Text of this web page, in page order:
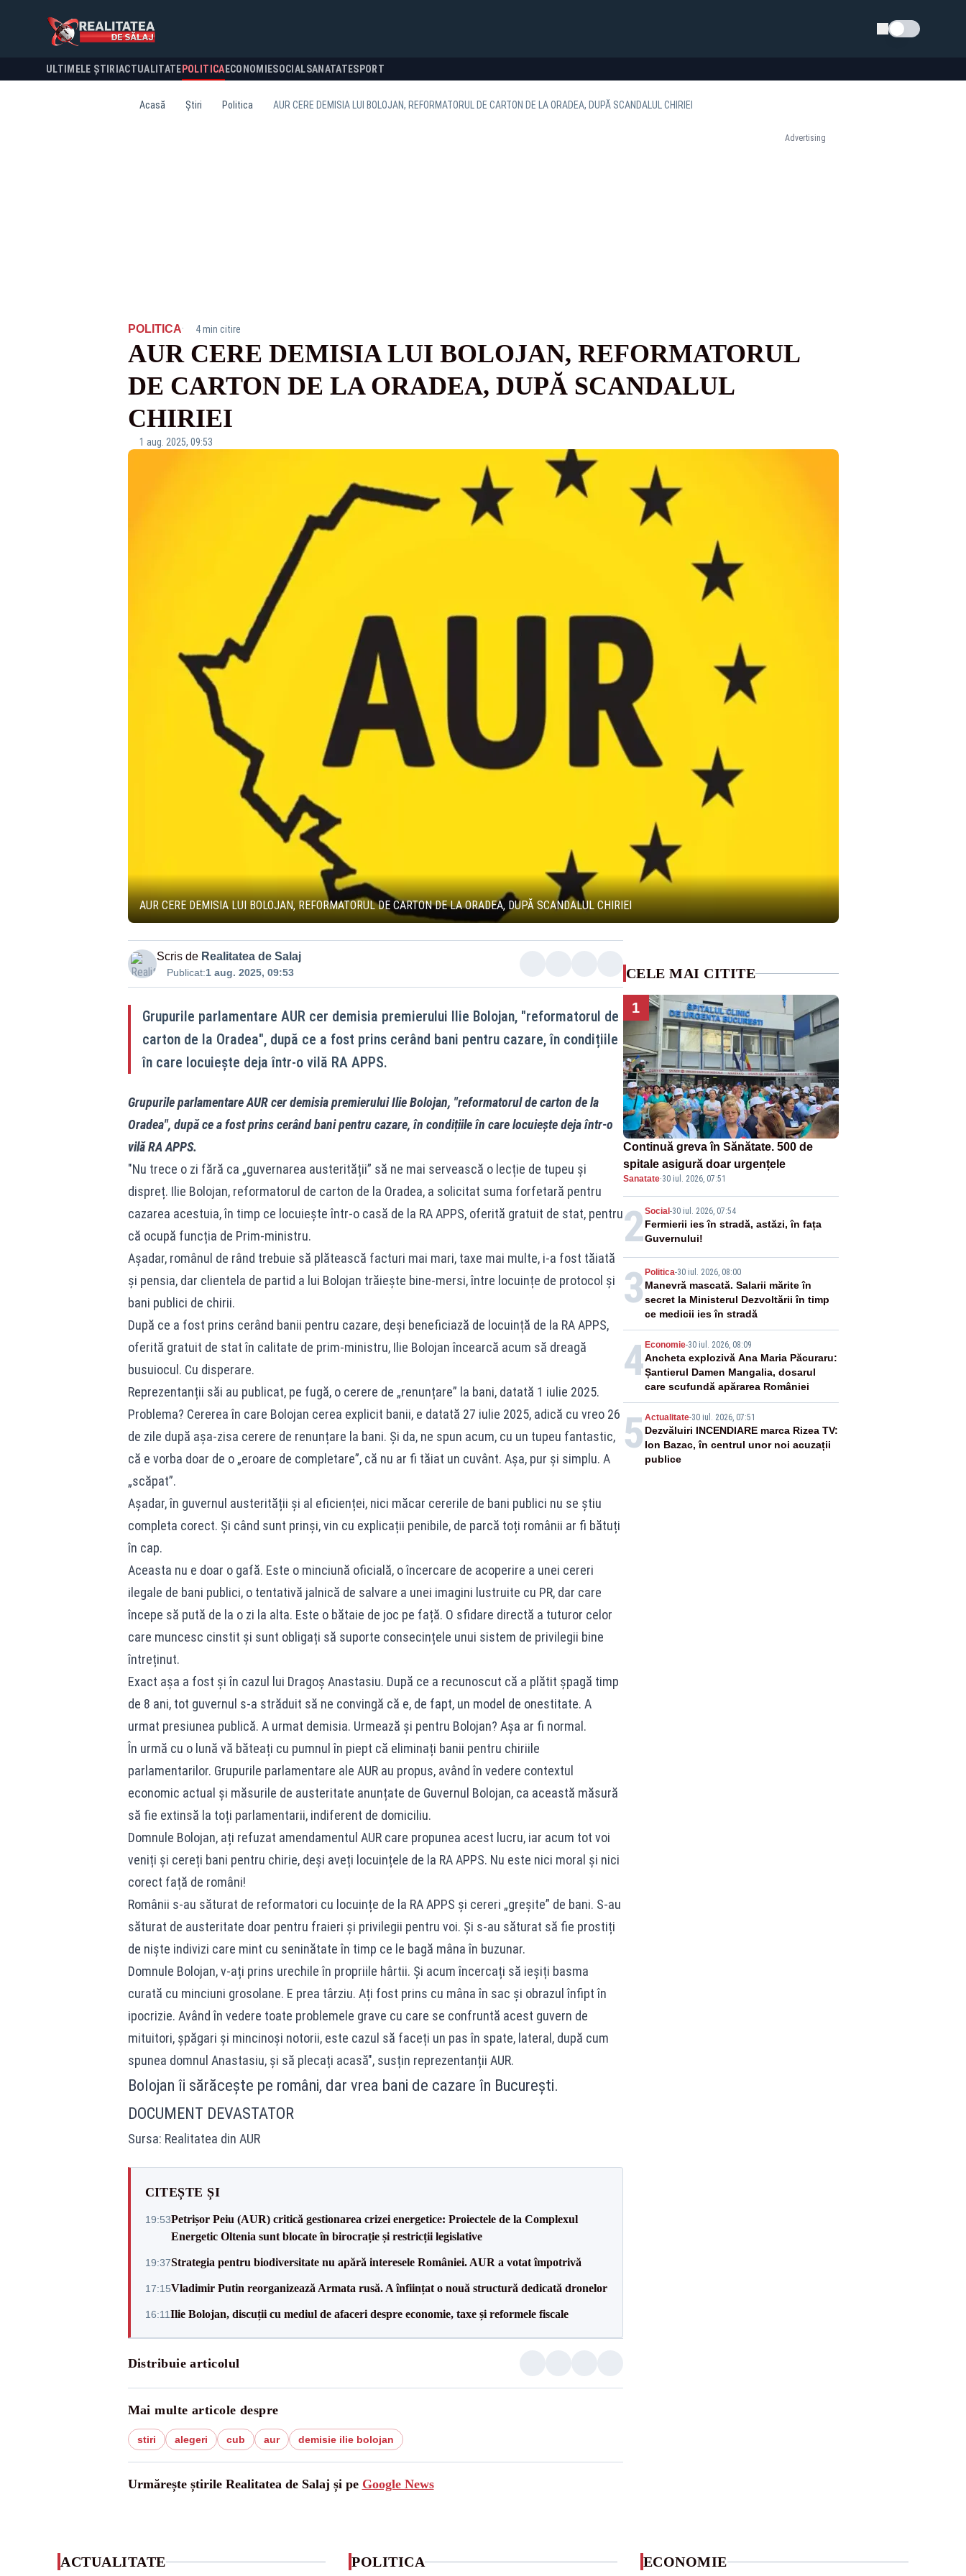
Schimba tema
ULTIMELE ȘTIRI ACTUALITATE POLITICA ECONOMIESOCIALSANATATESPORT
Acasă Știri Politica AUR CERE DEMISIA LUI BOLOJAN, REFORMATORUL DE CARTON DE LA ORADEA, DUPĂ SCANDALUL CHIRIEI
Advertising
POLITICA· 4 min citire
AUR CERE DEMISIA LUI BOLOJAN, REFORMATORUL
DE CARTON DE LA ORADEA, DUPĂ SCANDALUL
CHIRIEI
1 aug. 2025, 09:53
AUR CERE DEMISIA LUI BOLOJAN, REFORMATORUL DE CARTON DE LA ORADEA, DUPĂ SCANDALUL CHIRIEI
Scris de Realitatea de Salaj
Publicat:1 aug. 2025, 09:53
Grupurile parlamentare AUR cer demisia premierului Ilie Bolojan, "reformatorul de
carton de la Oradea", după ce a fost prins cerând bani pentru cazare, în condițiile
în care locuiește deja într-o vilă RA APPS.
Grupurile parlamentare AUR cer demisia premierului Ilie Bolojan, "reformatorul de carton de la
Oradea", după ce a fost prins cerând bani pentru cazare, în condițiile în care locuiește deja într-o
vilă RA APPS.
"Nu trece o zi fără ca „guvernarea austerității” să ne mai servească o lecție de tupeu și
dispreț. Ilie Bolojan, reformatorul de carton de la Oradea, a solicitat suma forfetară pentru
cazarea acestuia, în timp ce locuiește într-o casă de la RA APPS, oferită gratuit de stat, pentru
că ocupă funcția de Prim-ministru.
Așadar, românul de rând trebuie să plătească facturi mai mari, taxe mai multe, i-a fost tăiată
și pensia, dar clientela de partid a lui Bolojan trăiește bine-mersi, între locuințe de protocol și
bani publici de chirii.
După ce a fost prins cerând banii pentru cazare, deși beneficiază de locuință de la RA APPS,
oferită gratuit de stat în calitate de prim-ministru, Ilie Bolojan încearcă acum să dreagă
busuiocul. Cu disperare.
Reprezentanții săi au publicat, pe fugă, o cerere de „renunțare” la bani, datată 1 iulie 2025.
Problema? Cererea în care Bolojan cerea explicit banii, e datată 27 iulie 2025, adică cu vreo 26
de zile după așa-zisa cerere de renunțare la bani. Și da, ne spun acum, cu un tupeu fantastic,
că e vorba doar de o „eroare de completare”, că nu ar fi tăiat un cuvânt. Așa, pur și simplu. A
„scăpat”.
Așadar, în guvernul austerității și al eficienței, nici măcar cererile de bani publici nu se știu
completa corect. Și când sunt prinși, vin cu explicații penibile, de parcă toți românii ar fi bătuți
în cap.
Aceasta nu e doar o gafă. Este o minciună oficială, o încercare de acoperire a unei cereri
ilegale de bani publici, o tentativă jalnică de salvare a unei imagini lustruite cu PR, dar care
începe să pută de la o zi la alta. Este o bătaie de joc pe față. O sfidare directă a tuturor celor
care muncesc cinstit și sunt obligați să suporte consecințele unui sistem de privilegii bine
întreținut.
Exact așa a fost și în cazul lui Dragoș Anastasiu. După ce a recunoscut că a plătit șpagă timp
de 8 ani, tot guvernul s-a străduit să ne convingă că e, de fapt, un model de onestitate. A
urmat presiunea publică. A urmat demisia. Urmează și pentru Bolojan? Așa ar fi normal.
În urmă cu o lună vă băteați cu pumnul în piept că eliminați banii pentru chiriile
parlamentarilor. Grupurile parlamentare ale AUR au propus, având în vedere contextul
economic actual și măsurile de austeritate anunțate de Guvernul Bolojan, ca această măsură
să fie extinsă la toți parlamentarii, indiferent de domiciliu.
Domnule Bolojan, ați refuzat amendamentul AUR care propunea acest lucru, iar acum tot voi
veniți și cereți bani pentru chirie, deși aveți locuințele de la RA APPS. Nu este nici moral și nici
corect față de români!
Românii s-au săturat de reformatori cu locuințe de la RA APPS și cereri „greșite” de bani. S-au
săturat de austeritate doar pentru fraieri și privilegii pentru voi. Și s-au săturat să fie prostiți
de niște indivizi care mint cu seninătate în timp ce le bagă mâna în buzunar.
Domnule Bolojan, v-ați prins urechile în propriile hârtii. Și acum încercați să ieșiți basma
curată cu minciuni grosolane. E prea târziu. Ați fost prins cu mâna în sac și obrazul înfipt în
ipocrizie. Având în vedere toate problemele grave cu care se confruntă acest guvern de
mituitori, șpăgari și mincinoși notorii, este cazul să faceți un pas în spate, lateral, după cum
spunea domnul Anastasiu, și să plecați acasă", susțin reprezentanții AUR.
Bolojan îi sărăcește pe români, dar vrea bani de cazare în București.
DOCUMENT DEVASTATOR
Sursa: Realitatea din AUR
CITEȘTE ȘI
19:53Petrișor Peiu (AUR) critică gestionarea crizei energetice: Proiectele de la Complexul
Energetic Oltenia sunt blocate în birocrație și restricții legislative
19:37Strategia pentru biodiversitate nu apără interesele României. AUR a votat împotrivă
17:15Vladimir Putin reorganizează Armata rusă. A înființat o nouă structură dedicată dronelor
16:11Ilie Bolojan, discuții cu mediul de afaceri despre economie, taxe și reformele fiscale
Distribuie articolul
Mai multe articole despre
stiri alegeri cub aur demisie ilie bolojan
Urmărește știrile Realitatea de Salaj și pe Google News
CELE MAI CITITE
1
Continuă greva în Sănătate. 500 de
spitale asigură doar urgențele
Sanatate·30 iul. 2026, 07:51
2Social -30 iul. 2026, 07:54
Fermierii ies în stradă, astăzi, în fața
Guvernului!
3 Politica-30 iul. 2026, 08:00
Manevră mascată. Salarii mărite în
secret la Ministerul Dezvoltării în timp
ce medicii ies în stradă
4 Economie-30 iul. 2026, 08:09
Ancheta explozivă Ana Maria Păcuraru:
Șantierul Damen Mangalia, dosarul
care scufundă apărarea României
5 Actualitate-30 iul. 2026, 07:51
Dezvăluiri INCENDIARE marca Rizea TV:
Ion Bazac, în centrul unor noi acuzații
publice
ACTUALITATE POLITICA ECONOMIE